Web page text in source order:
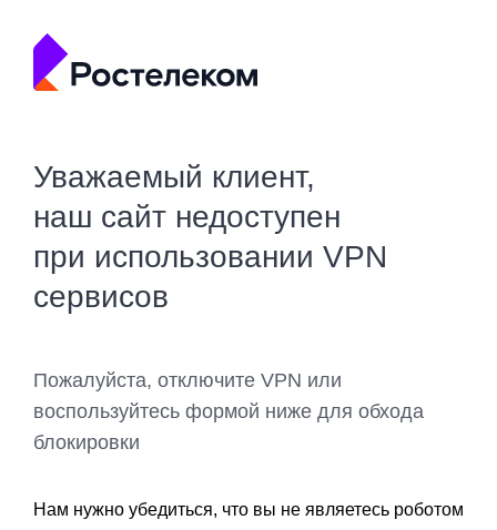
Уважаемый клиент,
наш сайт недоступен
при использовании VPN
сервисов
Пожалуйста, отключите VPN или
воспользуйтесь формой ниже для обхода
блокировки
Нам нужно убедиться, что вы не являетесь роботом